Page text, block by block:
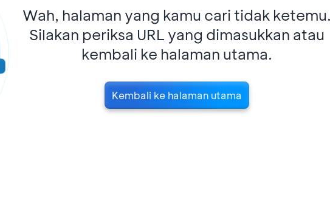
Wah, halaman yang kamu cari tidak ketemu.
Silakan periksa URL yang dimasukkan atau
kembali ke halaman utama.
Kembali ke halaman utama